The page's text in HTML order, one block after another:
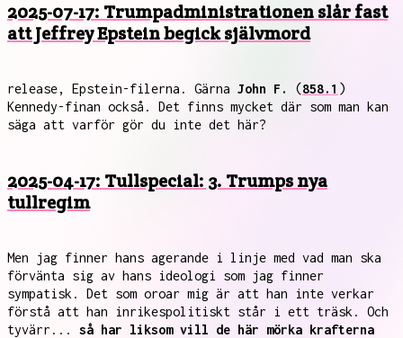
2025-07-17: Trumpadministrationen slår fast
att Jeffrey Epstein begick självmord
release, Epstein-filerna. Gärna John F. (858.1 )
Kennedy-finan också. Det finns mycket där som man kan
säga att varför gör du inte det här?
2025-04-17: Tullspecial: 3. Trumps nya
tullregim
Men jag finner hans agerande i linje med vad man ska
förvänta sig av hans ideologi som jag finner
sympatisk. Det som oroar mig är att han inte verkar
förstå att han inrikespolitiskt står i ett träsk. Och
tyvärr... så har liksom vill de här mörka krafterna